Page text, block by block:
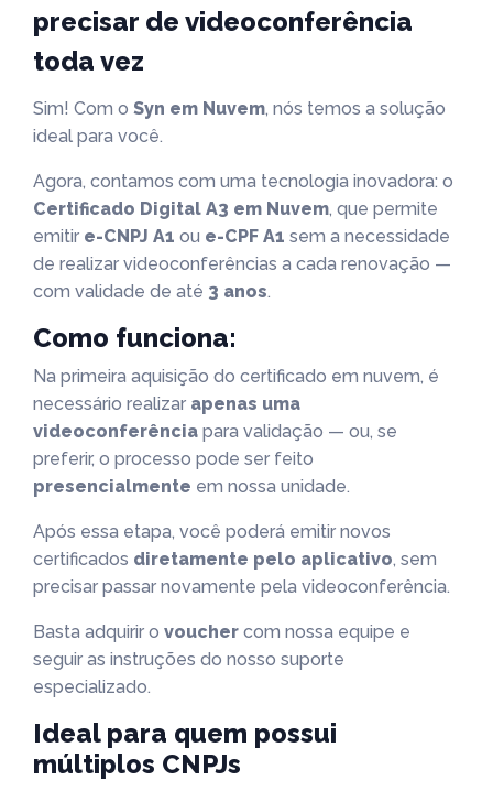
precisar de videoconferência
toda vez
Sim! Com o Syn em Nuvem, nós temos a solução
ideal para você.
Agora, contamos com uma tecnologia inovadora: o
Certificado Digital A3 em Nuvem, que permite
emitir e-CNPJ A1 ou e-CPF A1 sem a necessidade
de realizar videoconferências a cada renovação —
com validade de até 3 anos.
Como funciona:
Na primeira aquisição do certificado em nuvem, é
necessário realizar apenas uma
videoconferência para validação — ou, se
preferir, o processo pode ser feito
presencialmente em nossa unidade.
Após essa etapa, você poderá emitir novos
certificados diretamente pelo aplicativo, sem
precisar passar novamente pela videoconferência.
Basta adquirir o voucher com nossa equipe e
seguir as instruções do nosso suporte
especializado.
Ideal para quem possui
múltiplos CNPJs